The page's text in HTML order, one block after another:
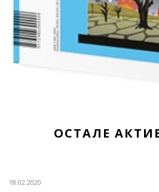
ОСТАЛЕ
18.02.2020